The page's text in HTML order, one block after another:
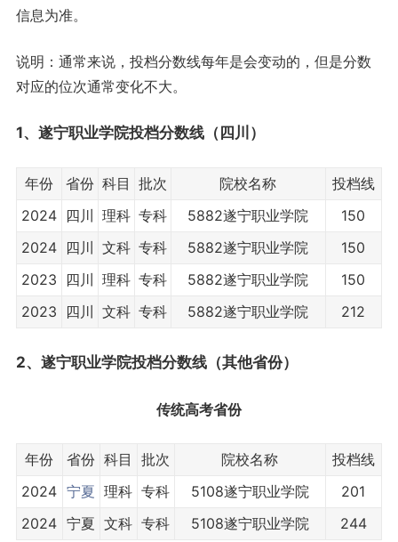
信息为准。
说明：通常来说，投档分数线每年是会变动的，但是分数
对应的位次通常变化不大。
1、遂宁职业学院投档分数线（ 四川 ）
年份 省份 科目 批次 院校名称
投档线
2024
四川 理科 专科 5882遂宁职业学院
150
2024
四川 文科 专科 5882遂宁职业学院
150
2023
四川 理科 专科 5882遂宁职业学院
150
2023
四川 文科 专科 5882遂宁职业学院 212
2、遂宁职业学院投档分数线（其他省份）
传统高考省份
年份 省份 科目 批次 院校名称
投档线
2024 宁夏 理科 专科 5108遂宁职业学院
201
2024 宁夏 文科 专科 5108遂宁职业学院 244